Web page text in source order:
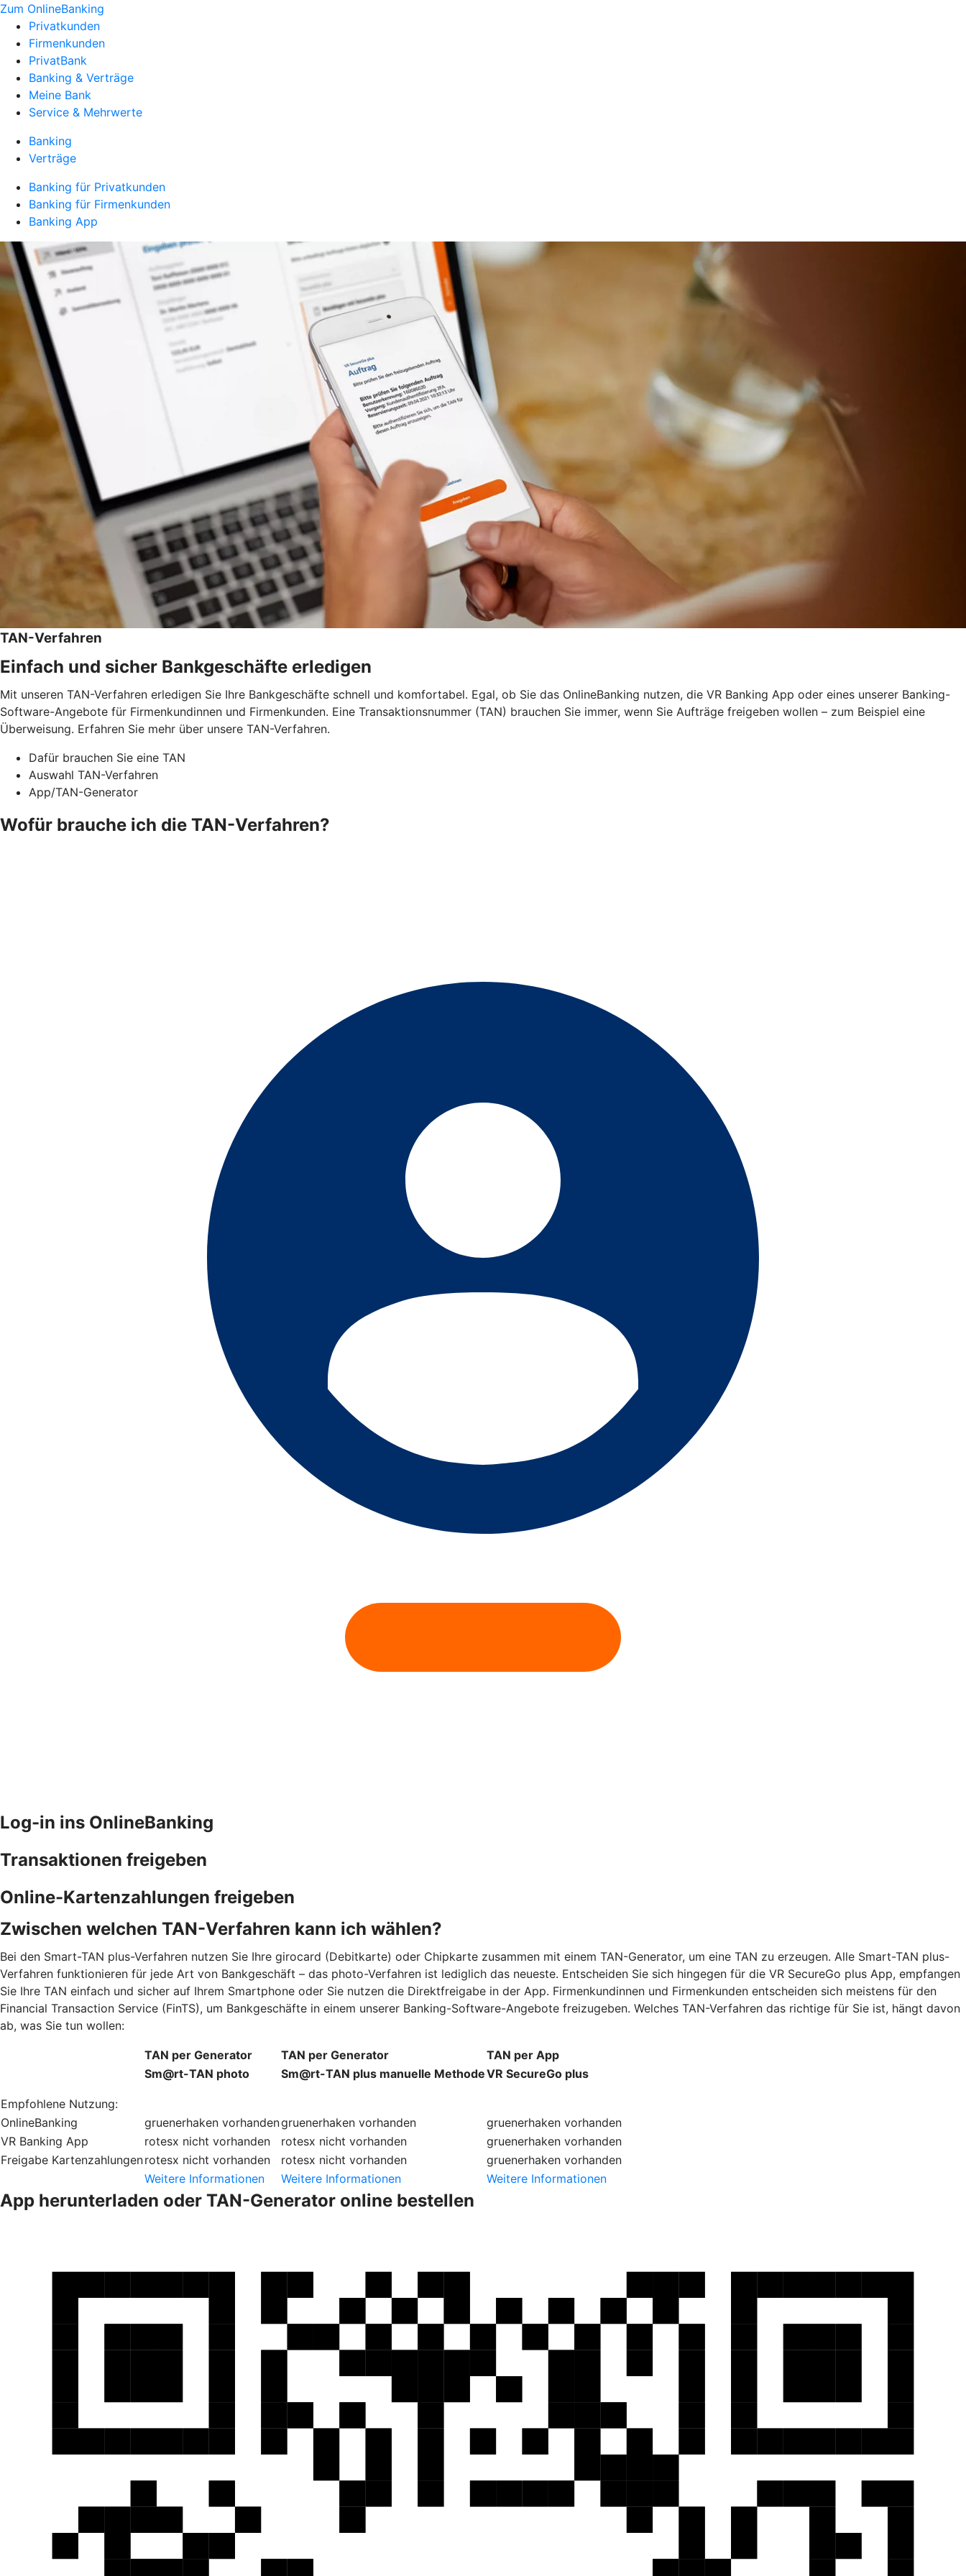
Zum OnlineBanking
Privatkunden
Firmenkunden
PrivatBank
Banking & Verträge
Meine Bank
Service & Mehrwerte
Banking
Verträge
Banking für Privatkunden
Banking für Firmenkunden
Banking App
TAN-Verfahren
Einfach und sicher Bankgeschäfte erledigen
Mit unseren TAN-Verfahren erledigen Sie Ihre Bankgeschäfte schnell und komfortabel. Egal, ob Sie das OnlineBanking nutzen, die VR Banking App oder eines unserer Banking-
Software-Angebote für Firmenkundinnen und Firmenkunden. Eine Transaktionsnummer (TAN) brauchen Sie immer, wenn Sie Aufträge freigeben wollen – zum Beispiel eine
Überweisung. Erfahren Sie mehr über unsere TAN-Verfahren.
Dafür brauchen Sie eine TAN
Auswahl TAN-Verfahren
App/TAN-Generator
Wofür brauche ich die TAN-Verfahren?
Log-in ins OnlineBanking
Transaktionen freigeben
Online-Kartenzahlungen freigeben
Zwischen welchen TAN-Verfahren kann ich wählen?
Bei den Smart-TAN plus-Verfahren nutzen Sie Ihre girocard (Debitkarte) oder Chipkarte zusammen mit einem TAN-Generator, um eine TAN zu erzeugen. Alle Smart-TAN plus-
Verfahren funktionieren für jede Art von Bankgeschäft – das photo-Verfahren ist lediglich das neueste. Entscheiden Sie sich hingegen für die VR SecureGo plus App, empfangen
Sie Ihre TAN einfach und sicher auf Ihrem Smartphone oder Sie nutzen die Direktfreigabe in der App. Firmenkundinnen und Firmenkunden entscheiden sich meistens für den
Financial Transaction Service (FinTS), um Bankgeschäfte in einem unserer Banking-Software-Angebote freizugeben. Welches TAN-Verfahren das richtige für Sie ist, hängt davon
ab, was Sie tun wollen:
TAN per Generator TAN per Generator
TAN per App
Sm@rt-TAN photo
Sm@rt-TAN plus manuelle MethodeVR SecureGo plus
Empfohlene Nutzung:
OnlineBanking
gruenerhaken vorhandengruenerhaken vorhanden gruenerhaken vorhanden
VR Banking App
rotesx nicht vorhanden rotesx nicht vorhanden gruenerhaken vorhanden
Freigabe Kartenzahlungenrotesx nicht vorhanden rotesx nicht vorhanden gruenerhaken vorhanden
Weitere Informationen
Weitere Informationen Weitere Informationen
App herunterladen oder TAN-Generator online bestellen